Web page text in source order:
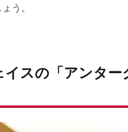
う。
スの「アンタ